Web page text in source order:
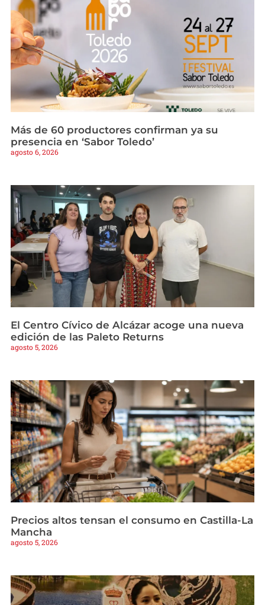
Más de 60 productores confirman ya su
presencia en ‘Sabor Toledo’
agosto 6, 2026
El Centro Cívico de Alcázar acoge una nueva
edición de las Paleto Returns
agosto 5, 2026
Precios altos tensan el consumo en Castilla-La
Mancha
agosto 5, 2026